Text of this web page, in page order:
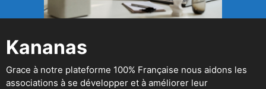
Kananas
Grace à notre plateforme 100% Française nous aidons les
associations à se développer et à améliorer leur